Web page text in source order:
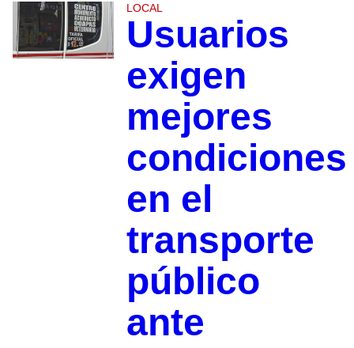
LOCAL
Usuarios
exigen
mejores
condiciones
en el
transporte
público
ante